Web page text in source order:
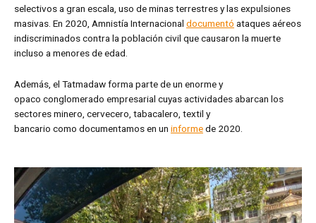
selectivos a gran escala, uso de minas terrestres y las expulsiones
masivas. En 2020, Amnistía Internacional documentó ataques aéreos
indiscriminados contra la población civil que causaron la muerte
incluso a menores de edad.
Además, el Tatmadaw forma parte de un enorme y
opaco conglomerado empresarial cuyas actividades abarcan los
sectores minero, cervecero, tabacalero, textil y
bancario como documentamos en un informede 2020.